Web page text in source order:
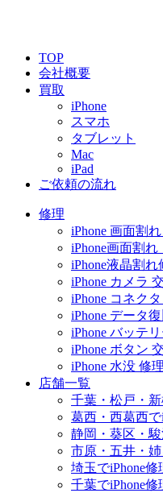
TOP
会社概要
買取
iPhone
スマホ
タブレット
Mac
iPad
ご依頼の流れ
修理
iPhone 画面割
iPhone画面割
iPhone液晶割れ
iPhone カメラ
iPhone コネク
iPhone データ
iPhone バッテ
iPhone ボタン
iPhone 水没 修理
店舗一覧
千葉・松戸・新
葛西・西葛西で
静岡・葵区・駿
市原・五井・姉
埼玉でiPhone
千葉でiPhone